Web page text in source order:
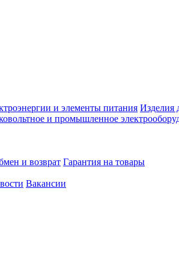
и элементы питания Изделия
и промышленное
и возврат Гарантия на товары
Вакансии